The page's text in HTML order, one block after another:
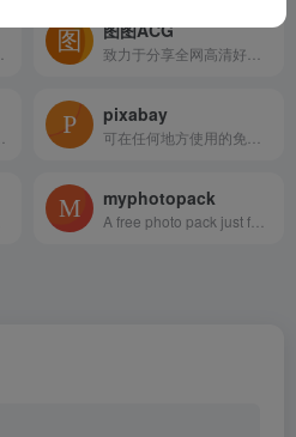
图图ACG
pixabay
myphotopack